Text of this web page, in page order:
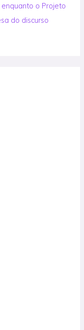
o Projeto
do discurso